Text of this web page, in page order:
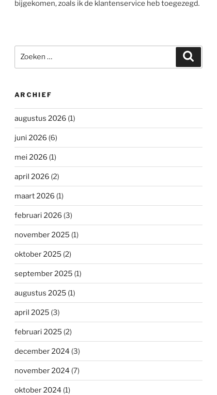
bijgekomen, zoals ik de klantenservice heb toegezegd.
naar:
ARCHIEF
augustus 2026 (1)
juni 2026 (6)
mei 2026 (1)
april 2026 (2)
maart 2026 (1)
februari 2026 (3)
november 2025 (1)
oktober 2025 (2)
september 2025 (1)
augustus 2025 (1)
april 2025 (3)
februari 2025 (2)
december 2024 (3)
november 2024 (7)
oktober 2024 (1)